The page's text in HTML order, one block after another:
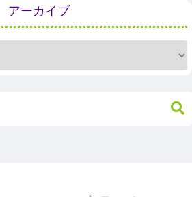
アーカイブ